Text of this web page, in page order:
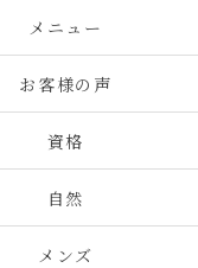
メニュー
お客様の声
資格
自然
メンズ